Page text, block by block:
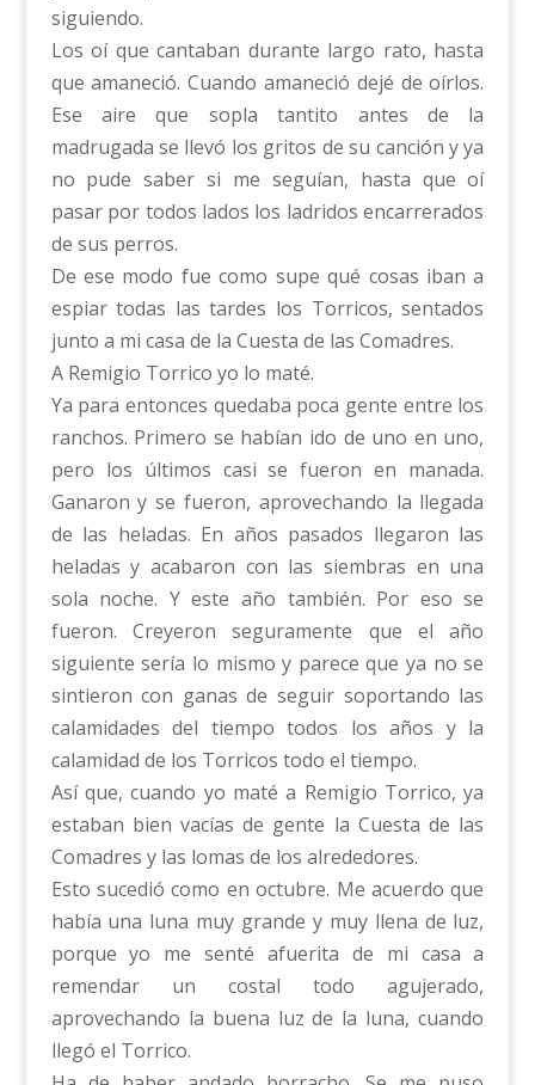
siguiendo.
Los oí que cantaban durante largo rato, hasta
que amaneció. Cuando amaneció dejé de oírlos.
Ese aire que sopla tantito antes de la
madrugada se llevó los gritos de su canción y ya
no pude saber si me seguían, hasta que oí
pasar por todos lados los ladridos encarrerados
de sus perros.
De ese modo fue como supe qué cosas iban a
espiar todas las tardes los Torricos, sentados
junto a mi casa de la Cuesta de las Comadres.
A Remigio Torrico yo lo maté.
Ya para entonces quedaba poca gente entre los
ranchos. Primero se habían ido de uno en uno,
pero los últimos casi se fueron en manada.
Ganaron y se fueron, aprovechando la llegada
de las heladas. En años pasados llegaron las
heladas y acabaron con las siembras en una
sola noche. Y este año también. Por eso se
fueron. Creyeron seguramente que el año
siguiente sería lo mismo y parece que ya no se
sintieron con ganas de seguir soportando las
calamidades del tiempo todos los años y la
calamidad de los Torricos todo el tiempo.
Así que, cuando yo maté a Remigio Torrico, ya
estaban bien vacías de gente la Cuesta de las
Comadres y las lomas de los alrededores.
Esto sucedió como en octubre. Me acuerdo que
había una luna muy grande y muy llena de luz,
porque yo me senté afuerita de mi casa a
remendar un costal todo agujerado,
aprovechando la buena luz de la luna, cuando
llegó el Torrico.